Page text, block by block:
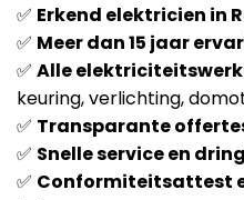
✅ Erkend elektricien in
✅ Meer dan 15 jaar
✅ Alle
keuring, verlichting,
✅ Transparante
✅ Snelle service en
✅ Conformiteitsattest